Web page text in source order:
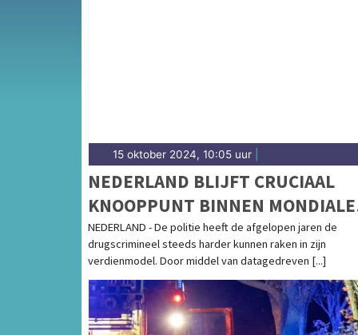
15 oktober 2024, 10:05 uur
NEDERLAND BLIJFT CRUCIAAL
KNOOPPUNT BINNEN MONDIALE
DRUGSMARKT
NEDERLAND - De politie heeft de afgelopen jaren de
drugscrimineel steeds harder kunnen raken in zijn
verdienmodel. Door middel van datagedreven [...]